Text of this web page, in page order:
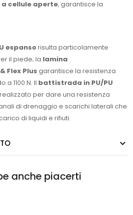
cellule aperte, garantisce la
espansorisulta particolamente
il piede; la lamina
Flex Plus garantisce la resistenza
1100 N. Il battistrada in PU/PU
per dare una resistenza
di drenaggio e scarichi laterali che
di liquidi e rifiuti.
anche piacerti